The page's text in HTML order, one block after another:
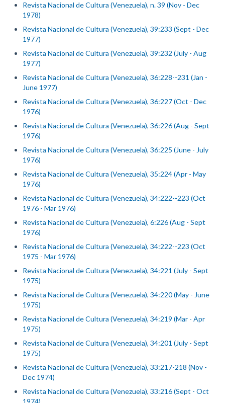
Revista Nacional de Cultura (Venezuela), n. 39 (Nov - Dec
1978)
Revista Nacional de Cultura (Venezuela), 39:233 (Sept - Dec
1977)
Revista Nacional de Cultura (Venezuela), 39:232 (July - Aug
1977)
Revista Nacional de Cultura (Venezuela), 36:228--231 (Jan -
June 1977)
Revista Nacional de Cultura (Venezuela), 36:227 (Oct - Dec
1976)
Revista Nacional de Cultura (Venezuela), 36:226 (Aug - Sept
1976)
Revista Nacional de Cultura (Venezuela), 36:225 (June - July
1976)
Revista Nacional de Cultura (Venezuela), 35:224 (Apr - May
1976)
Revista Nacional de Cultura (Venezuela), 34:222--223 (Oct
1976 - Mar 1976)
Revista Nacional de Cultura (Venezuela), 6:226 (Aug - Sept
1976)
Revista Nacional de Cultura (Venezuela), 34:222--223 (Oct
1975 - Mar 1976)
Revista Nacional de Cultura (Venezuela), 34:221 (July - Sept
1975)
Revista Nacional de Cultura (Venezuela), 34:220 (May - June
1975)
Revista Nacional de Cultura (Venezuela), 34:219 (Mar - Apr
1975)
Revista Nacional de Cultura (Venezuela), 34:201 (July - Sept
1975)
Revista Nacional de Cultura (Venezuela), 33:217-218 (Nov -
Dec 1974)
Revista Nacional de Cultura (Venezuela), 33:216 (Sept - Oct
1974)